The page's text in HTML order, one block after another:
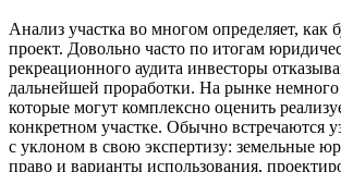
Анализ участка во многом определяет, как
проект. Довольно часто по итогам
рекреационного аудита инвесторы
дальнейшей проработки. На рынке немного
которые могут комплексно оценить
конкретном участке. Обычно встречаются
с уклоном в свою экспертизу: земельные
право и варианты использования,